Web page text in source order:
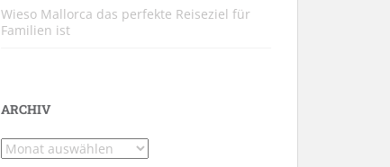
Wieso Mallorca das perfekte Reiseziel für
Familien ist
ARCHIV
Archiv